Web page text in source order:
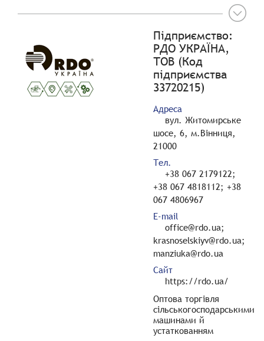
Підприємство:
РДО УКРАЇНА,
ТОВ (Код
підприємства
33720215)
Адреса
вул. Житомирське
шосе, 6, м.Вінниця,
21000
Тел.
+38 067 2179122;
+38 067 4818112; +38
067 4806967
E-mail
office@rdo.ua;
krasnoselskiyv@rdo.ua;
manziuka@rdo.ua
Сайт
https://rdo.ua/
Оптова торгівля
сільськогосподарськими
машинами й
устаткованням